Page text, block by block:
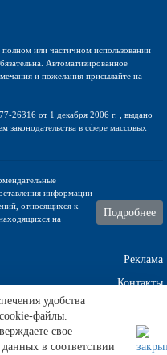
или частичном использовании
Автоматизированное
и пожелания присылайте на
26316 от 1 декабря 2006 г. , выдано
в сфере массовых
информации
относящихся к
на
Подробнее
Реклама
Контакты
Техническа поддержка
удобства
файлы.
свое
в соответствии